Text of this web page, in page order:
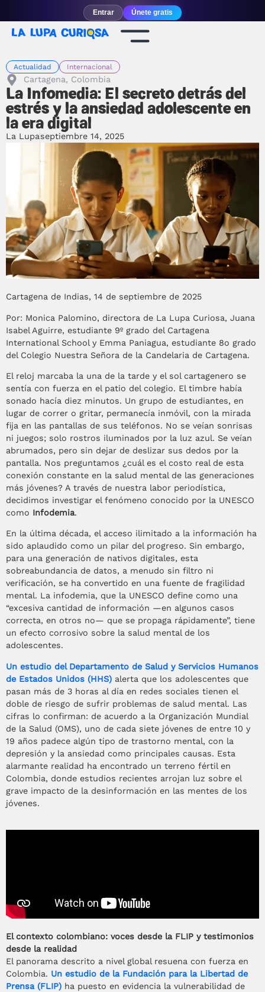
Entrar Únete gratis
Actualidad Internacional
Cartagena, Colombia
La Infomedia: El secreto detrás del
estrés y la ansiedad adolescente en
la era digital
La Lupaseptiembre 14, 2025
Cartagena de Indias, 14 de septiembre de 2025
Por: Monica Palomino, directora de La Lupa Curiosa, Juana
Isabel Aguirre, estudiante 9º grado del Cartagena
International School y Emma Paniagua, estudiante 8o grado
del Colegio Nuestra Señora de la Candelaria de Cartagena.
El reloj marcaba la una de la tarde y el sol cartagenero se
sentía con fuerza en el patio del colegio. El timbre había
sonado hacía diez minutos. Un grupo de estudiantes, en
lugar de correr o gritar, permanecía inmóvil, con la mirada
fija en las pantallas de sus teléfonos. No se veían sonrisas
ni juegos; solo rostros iluminados por la luz azul. Se veían
abrumados, pero sin dejar de deslizar sus dedos por la
pantalla. Nos preguntamos ¿cuál es el costo real de esta
conexión constante en la salud mental de las generaciones
más jóvenes? A través de nuestra labor periodística,
decidimos investigar el fenómeno conocido por la UNESCO
como Infodemia.
En la última década, el acceso ilimitado a la información ha
sido aplaudido como un pilar del progreso. Sin embargo,
para una generación de nativos digitales, esta
sobreabundancia de datos, a menudo sin filtro ni
verificación, se ha convertido en una fuente de fragilidad
mental. La infodemia, que la UNESCO define como una
“excesiva cantidad de información —en algunos casos
correcta, en otros no— que se propaga rápidamente”, tiene
un efecto corrosivo sobre la salud mental de los
adolescentes.
Un estudio del Departamento de Salud y Servicios Humanos
de Estados Unidos (HHS) alerta que los adolescentes que
pasan más de 3 horas al día en redes sociales tienen el
doble de riesgo de sufrir problemas de salud mental. Las
cifras lo confirman: de acuerdo a la Organización Mundial
de la Salud (OMS), uno de cada siete jóvenes de entre 10 y
19 años padece algún tipo de trastorno mental, con la
depresión y la ansiedad como principales causas. Esta
alarmante realidad ha encontrado un terreno fértil en
Colombia, donde estudios recientes arrojan luz sobre el
grave impacto de la desinformación en las mentes de los
jóvenes.
El contexto colombiano: voces desde la FLIP y testimonios
desde la realidad
El panorama descrito a nivel global resuena con fuerza en
Colombia. Un estudio de la Fundación para la Libertad de
Prensa (FLIP) ha puesto en evidencia la vulnerabilidad de